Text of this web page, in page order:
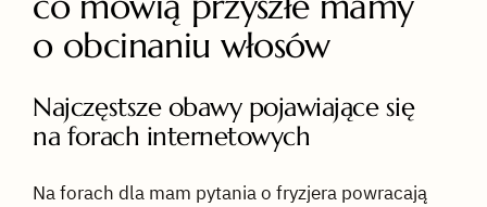
o obcinaniu włosów
Najczęstsze obawy pojawiające się
na forach internetowych
Na forach dla mam pytania o fryzjera powracają